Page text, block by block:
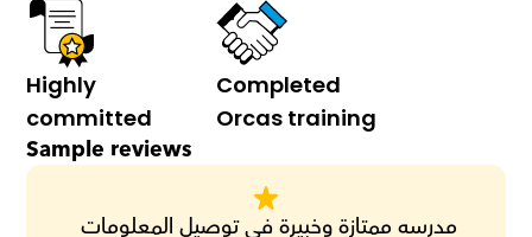
Highly
committed
Completed
Orcas training
Sample reviews